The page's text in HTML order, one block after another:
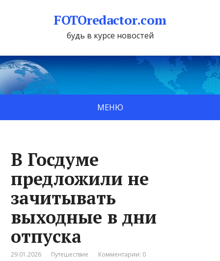
FOTOredactor.com
будь в курсе новостей
МЕНЮ
В Госдуме
предложили не
зачитывать
выходные в дни
отпуска
29.01.2026 Путешествие Комментарии: 0